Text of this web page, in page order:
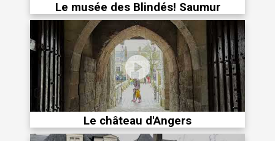
Le musée des Blindés! Saumur
Le château d'Angers